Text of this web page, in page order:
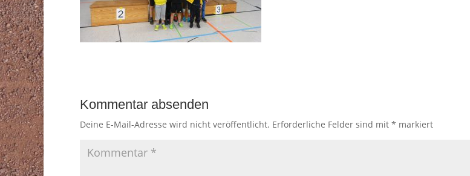
Kommentar absenden
Deine E-Mail-Adresse wird nicht veröffentlicht. Erforderliche Felder sind mit * markiert